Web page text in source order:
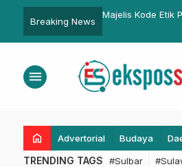
Breaking News
Jadwal Masuk
Majelis Kode Etik
menu
home Advertorial Budaya
TRENDING TAGS #Sulbar